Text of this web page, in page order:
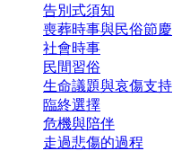
告別式須知
喪葬時事與民俗節慶
社會時事
民間習俗
生命議題與哀傷支持
臨終選擇
危機與陪伴
走過悲傷的過程